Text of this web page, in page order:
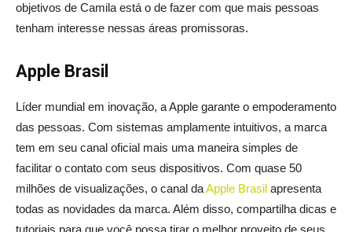
objetivos de Camila está o de fazer com que mais pessoas
tenham interesse nessas áreas promissoras.
Apple Brasil
Líder mundial em inovação, a Apple garante o empoderamento
das pessoas. Com sistemas amplamente intuitivos, a marca
tem em seu canal oficial mais uma maneira simples de
facilitar o contato com seus dispositivos. Com quase 50
milhões de visualizações, o canal daApple Brasil apresenta
todas as novidades da marca. Além disso, compartilha dicas e